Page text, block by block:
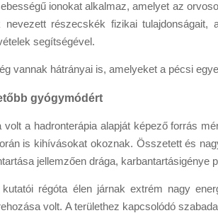
ionokat alkalmaz, amelyet az
nevezett részecskék fizikai
segítségével.
vannak hátrányai is, amelyeket a pécsi
gyógymódért
a hadronterápia alapját képező forrás
is kihívásokat okoznak. Összetett és
jellemzően drága,
régóta élen járnak extrém nagy
volt. A területhez kapcsolódó